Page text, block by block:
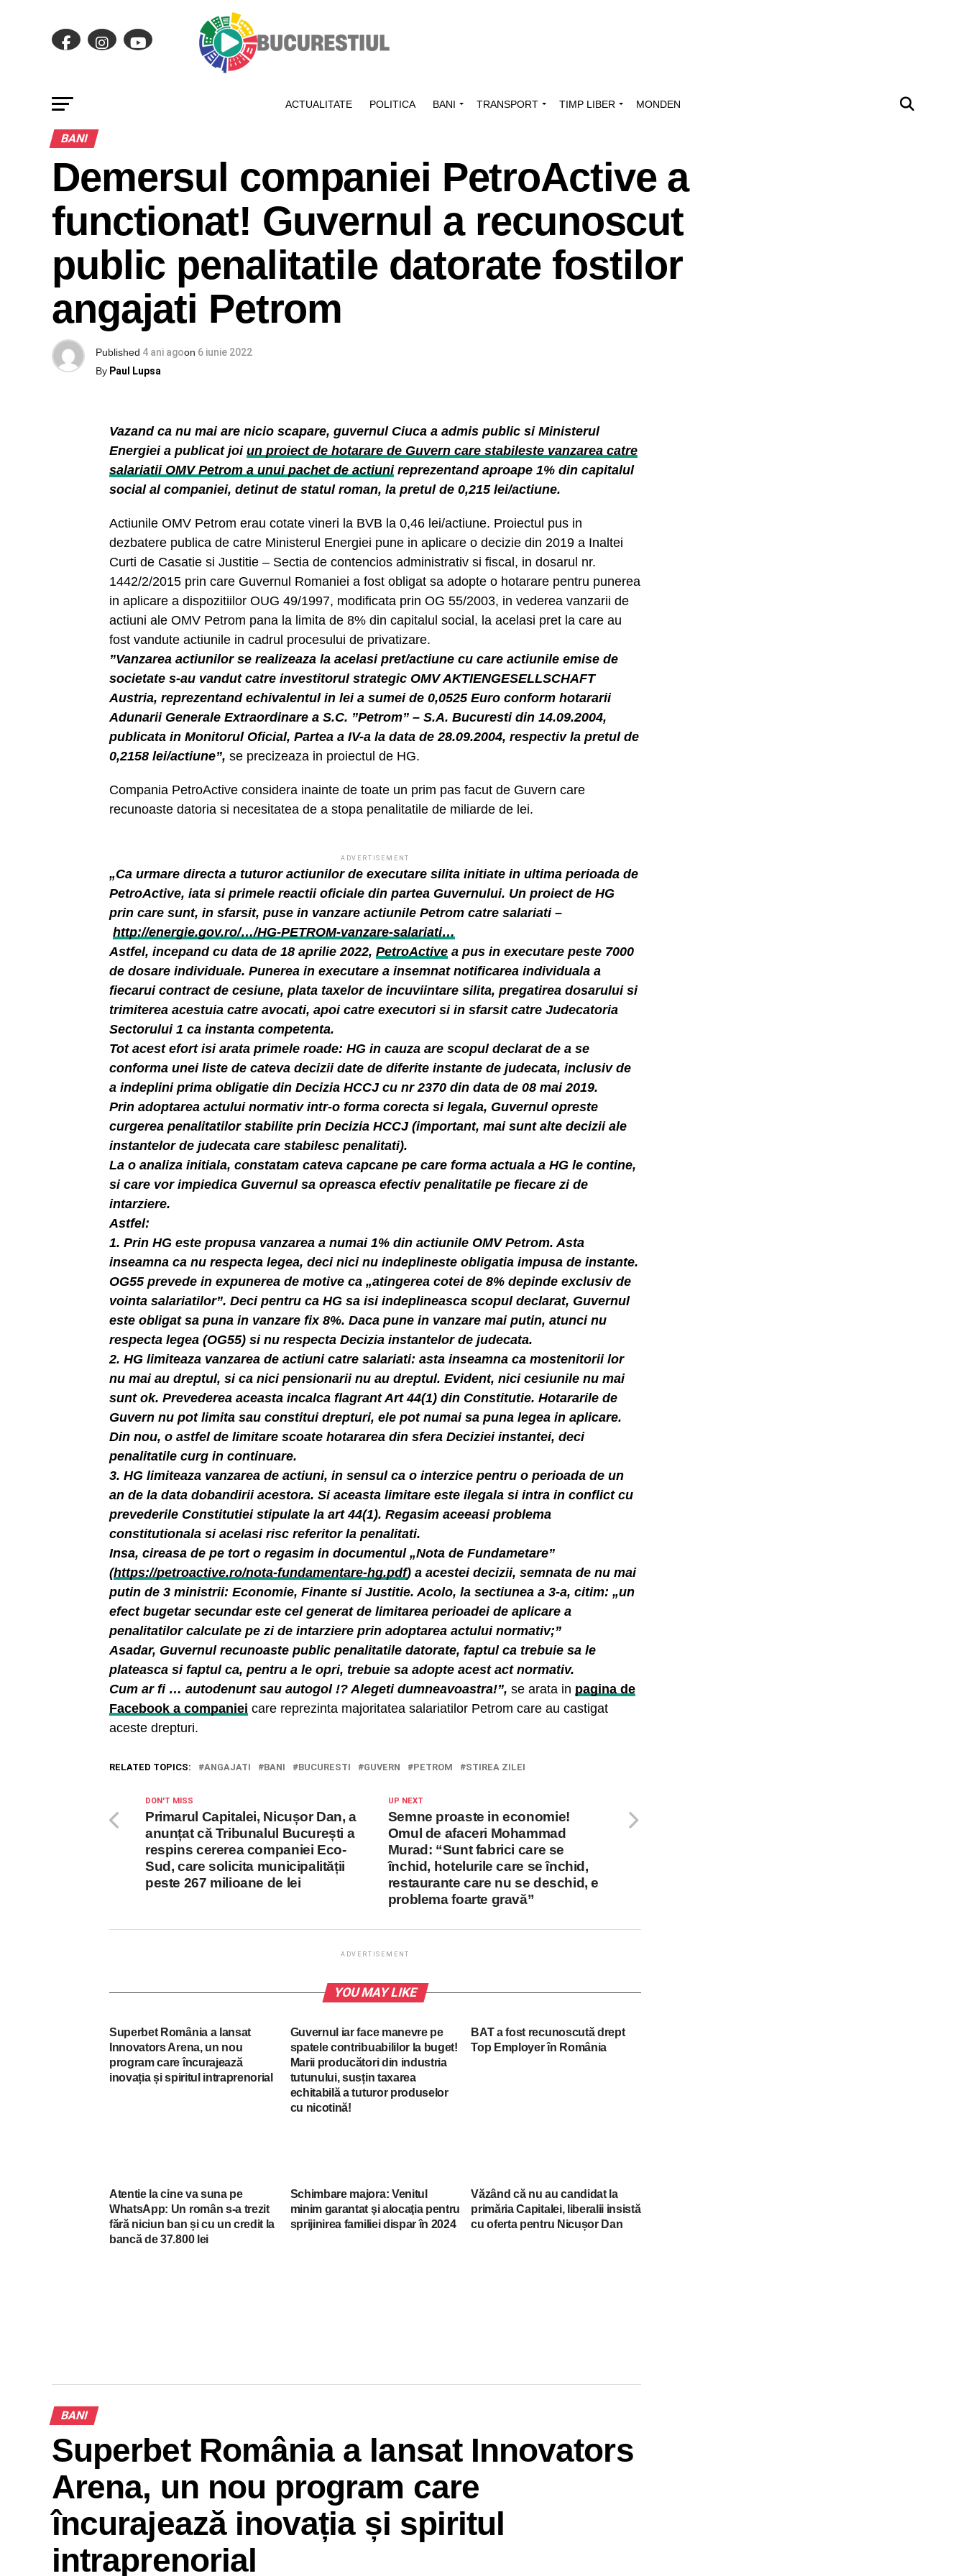
ACTUALITATE POLITICA BANI TRANSPORT TIMP LIBER MONDEN
BANI
Demersul companiei PetroActive a
functionat! Guvernul a recunoscut
public penalitatile datorate fostilor
angajati Petrom
Published 4 ani agoon 6 iunie 2022
By Paul Lupsa
Vazand ca nu mai are nicio scapare, guvernul Ciuca a admis public si Ministerul
Energiei a publicat joi un proiect de hotarare de Guvern care stabileste vanzarea catre
salariatii OMV Petrom a unui pachet de actiunireprezentand aproape 1% din capitalul
social al companiei, detinut de statul roman, la pretul de 0,215 lei/actiune.
Actiunile OMV Petrom erau cotate vineri la BVB la 0,46 lei/actiune. Proiectul pus in
dezbatere publica de catre Ministerul Energiei pune in aplicare o decizie din 2019 a Inaltei
Curti de Casatie si Justitie – Sectia de contencios administrativ si fiscal, in dosarul nr.
1442/2/2015 prin care Guvernul Romaniei a fost obligat sa adopte o hotarare pentru punerea
in aplicare a dispozitiilor OUG 49/1997, modificata prin OG 55/2003, in vederea vanzarii de
actiuni ale OMV Petrom pana la limita de 8% din capitalul social, la acelasi pret la care au
fost vandute actiunile in cadrul procesului de privatizare.
”Vanzarea actiunilor se realizeaza la acelasi pret/actiune cu care actiunile emise de
societate s-au vandut catre investitorul strategic OMV AKTIENGESELLSCHAFT
Austria, reprezentand echivalentul in lei a sumei de 0,0525 Euro conform hotararii
Adunarii Generale Extraordinare a S.C. ”Petrom” – S.A. Bucuresti din 14.09.2004,
publicata in Monitorul Oficial, Partea a IV-a la data de 28.09.2004, respectiv la pretul de
0,2158 lei/actiune”, se precizeaza in proiectul de HG.
Compania PetroActive considera inainte de toate un prim pas facut de Guvern care
recunoaste datoria si necesitatea de a stopa penalitatile de miliarde de lei.
ADVERTISEMENT
„Ca urmare directa a tuturor actiunilor de executare silita initiate in ultima perioada de
PetroActive, iata si primele reactii oficiale din partea Guvernului. Un proiect de HG
prin care sunt, in sfarsit, puse in vanzare actiunile Petrom catre salariati –
http://energie.gov.ro/…/HG-PETROM-vanzare-salariati…
Astfel, incepand cu data de 18 aprilie 2022, PetroActive a pus in executare peste 7000
de dosare individuale. Punerea in executare a insemnat notificarea individuala a
fiecarui contract de cesiune, plata taxelor de incuviintare silita, pregatirea dosarului si
trimiterea acestuia catre avocati, apoi catre executori si in sfarsit catre Judecatoria
Sectorului 1 ca instanta competenta.
Tot acest efort isi arata primele roade: HG in cauza are scopul declarat de a se
conforma unei liste de cateva decizii date de diferite instante de judecata, inclusiv de
a indeplini prima obligatie din Decizia HCCJ cu nr 2370 din data de 08 mai 2019.
Prin adoptarea actului normativ intr-o forma corecta si legala, Guvernul opreste
curgerea penalitatilor stabilite prin Decizia HCCJ (important, mai sunt alte decizii ale
instantelor de judecata care stabilesc penalitati).
La o analiza initiala, constatam cateva capcane pe care forma actuala a HG le contine,
si care vor impiedica Guvernul sa opreasca efectiv penalitatile pe fiecare zi de
intarziere.
Astfel:
1. Prin HG este propusa vanzarea a numai 1% din actiunile OMV Petrom. Asta
inseamna ca nu respecta legea, deci nici nu indeplineste obligatia impusa de instante.
OG55 prevede in expunerea de motive ca „atingerea cotei de 8% depinde exclusiv de
vointa salariatilor”. Deci pentru ca HG sa isi indeplineasca scopul declarat, Guvernul
este obligat sa puna in vanzare fix 8%. Daca pune in vanzare mai putin, atunci nu
respecta legea (OG55) si nu respecta Decizia instantelor de judecata.
2. HG limiteaza vanzarea de actiuni catre salariati: asta inseamna ca mostenitorii lor
nu mai au dreptul, si ca nici pensionarii nu au dreptul. Evident, nici cesiunile nu mai
sunt ok. Prevederea aceasta incalca flagrant Art 44(1) din Constitutie. Hotararile de
Guvern nu pot limita sau constitui drepturi, ele pot numai sa puna legea in aplicare.
Din nou, o astfel de limitare scoate hotararea din sfera Deciziei instantei, deci
penalitatile curg in continuare.
3. HG limiteaza vanzarea de actiuni, in sensul ca o interzice pentru o perioada de un
an de la data dobandirii acestora. Si aceasta limitare este ilegala si intra in conflict cu
prevederile Constitutiei stipulate la art 44(1). Regasim aceeasi problema
constitutionala si acelasi risc referitor la penalitati.
Insa, cireasa de pe tort o regasim in documentul „Nota de Fundametare”
(https://petroactive.ro/nota-fundamentare-hg.pdf) a acestei decizii, semnata de nu mai
putin de 3 ministrii: Economie, Finante si Justitie. Acolo, la sectiunea a 3-a, citim: „un
efect bugetar secundar este cel generat de limitarea perioadei de aplicare a
penalitatilor calculate pe zi de intarziere prin adoptarea actului normativ;”
Asadar, Guvernul recunoaste public penalitatile datorate, faptul ca trebuie sa le
plateasca si faptul ca, pentru a le opri, trebuie sa adopte acest act normativ.
Cum ar fi … autodenunt sau autogol !? Alegeti dumneavoastra!”, se arata in pagina de
Facebook a companiei care reprezinta majoritatea salariatilor Petrom care au castigat
aceste drepturi.
RELATED TOPICS: ANGAJATI BANI BUCURESTI GUVERN PETROM STIREA ZILEI
UP NEXT
Semne proaste in economie!
Omul de afaceri Mohammad
Murad: “Sunt fabrici care se
închid, hotelurile care se închid,
restaurante care nu se deschid, e
problema foarte gravă”
DON'T MISS
Primarul Capitalei, Nicușor Dan, a
anunțat că Tribunalul București a
respins cererea companiei Eco-
Sud, care solicita municipalității
peste 267 milioane de lei
ADVERTISEMENT
YOU MAY LIKE
Superbet România a lansat
Innovators Arena, un nou
program care încurajează
inovația și spiritul intraprenorial
Guvernul iar face manevre pe
spatele contribuabililor la buget!
Marii producători din industria
tutunului, susțin taxarea
echitabilă a tuturor produselor
cu nicotină!
BAT a fost recunoscută drept
Top Employer în România
Atentie la cine va suna pe
WhatsApp: Un român s-a trezit
fără niciun ban și cu un credit la
bancă de 37.800 lei
Schimbare majora: Venitul
minim garantat şi alocaţia pentru
sprijinirea familiei dispar în 2024
Văzând că nu au candidat la
primăria Capitalei, liberalii insistă
cu oferta pentru Nicușor Dan
BANI
Superbet România a lansat Innovators
Arena, un nou program care
încurajează inovația și spiritul
intraprenorial